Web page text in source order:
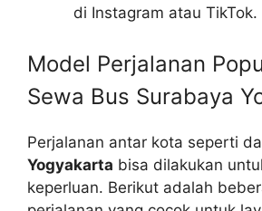
di Instagram atau TikTok.
Model Perjalanan
Sewa Bus Surabaya
Perjalanan antar kota seperti
Yogyakarta bisa dilakukan
keperluan. Berikut adalah